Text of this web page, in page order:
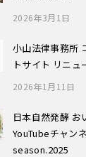
2026年3月1日
小山法律事務所
トサイト リニュ
2026年1月11日
日本自然発酵 お
YouTubeチャン
season.2025